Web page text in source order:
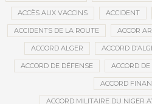
ACCÈS AUX VACCINS ACCIDENT
ACCIDENTS DE LA ROUTE ACCOR
ACCORD ALGER ACCORD
ACCORD DE DÉFENSE ACCORD
ACCORD
ACCORD MILITAIRE DU NIGER